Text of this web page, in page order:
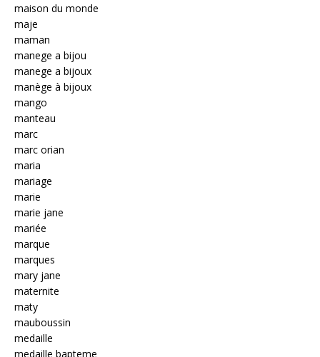
maison du monde
maje
maman
manege a bijou
manege a bijoux
manège à bijoux
mango
manteau
marc
marc orian
maria
mariage
marie
marie jane
mariée
marque
marques
mary jane
maternite
maty
mauboussin
medaille
medaille bapteme